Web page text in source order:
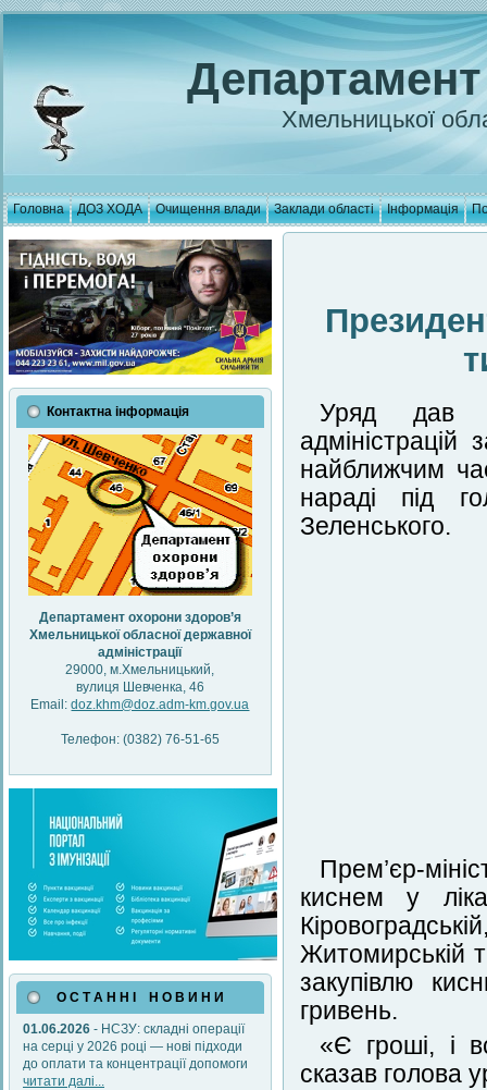
Хмельницької
Головна ДОЗ ХОДА Очищення влади Заклади області Інформація
Контактна інформація
Департамент охорони здоров’я
Хмельницької обласної державної
адміністрації
29000, м.Хмельницький,
вулиця Шевченка, 46
Email:doz.khm@doz.adm-km.gov.ua
Телефон: (0382) 76-51-65
О С Т А Н Н І Н О В И Н И
01.06.2026 - НСЗУ: складні операції
на серці у 2026 році — нові підходи
до оплати та концентрації допомоги
читати далі...
Уряд дав
найближчим
нараді під
Зеленського.
Прем’єр-
киснем у
Житомирській
закупівлю
гривень.
«Є гроші, і
сказав голова